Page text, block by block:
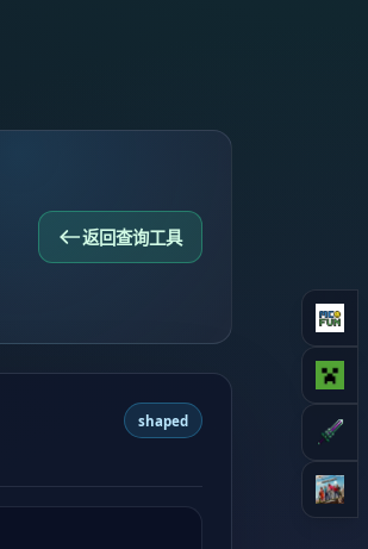
返回查询工具
shaped